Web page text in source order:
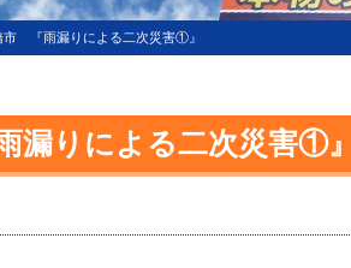
『雨漏りによる二次災害①』
りによる二次災害①』